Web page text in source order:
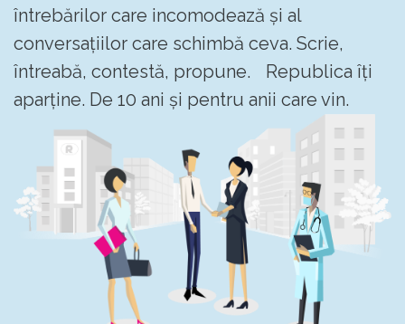
întrebărilor care incomodează și al
conversațiilor care schimbă ceva. Scrie,
întreabă, contestă, propune. Republica îți
aparține. De 10 ani și pentru anii care vin.